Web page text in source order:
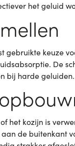
het geluid
keuze
De
bij harde geluiden.
het kozijn is
de buitenkant